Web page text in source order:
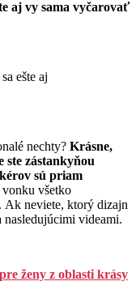
aj vy sama vyčarovať
ešte aj
nechty? Krásne,
ste zástankyňou
sú priam
všetko
Ak neviete, ktorý dizajn
nasledujúcimi videami.
ženy z oblasti krásy